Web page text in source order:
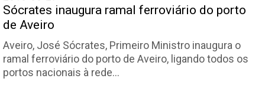
Sócrates inaugura ramal ferroviário do porto
de Aveiro
Aveiro, José Sócrates, Primeiro Ministro inaugura o
ramal ferroviário do porto de Aveiro, ligando todos os
portos nacionais à rede…